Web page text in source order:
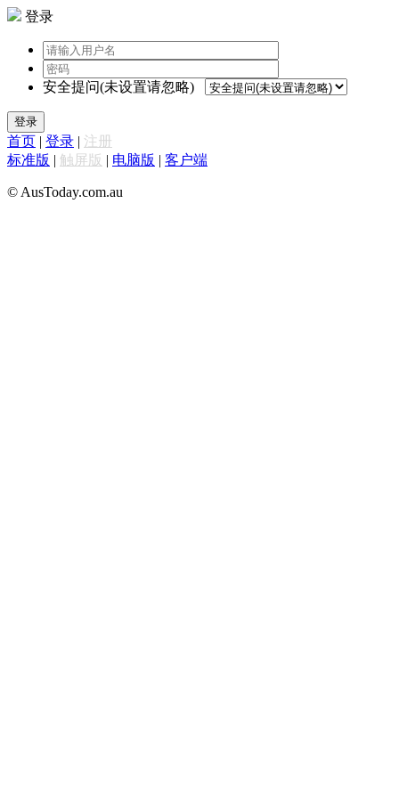
登录
安全提问(未设置请忽略)
登录
首页 | 登录 | 注册
标准版 | 触屏版 | 电脑版 | 客户端
© AusToday.com.au